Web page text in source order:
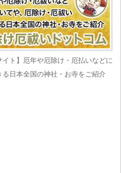
イト】厄年や厄除け・厄払いなどに
日本全国の神社・お寺をご紹介